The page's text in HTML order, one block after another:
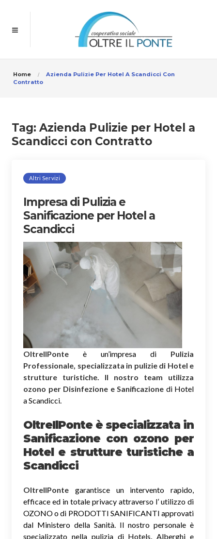
Home
Azienda Pulizie Per Hotel A Scandicci Con
Contratto
Tag: Azienda Pulizie per Hotel a
Scandicci con Contratto
Altri Servizi
Impresa di Pulizia e
Sanificazione per Hotel a
Scandicci
OltreIlPonte è un’impresa di Pulizia
Professionale, specializzata in pulizie di Hotel e
strutture turistiche. Il nostro team utilizza
ozono per Disinfezione e Sanificazione di Hotel
a Scandicci.
OltreIlPonte è specializzata in
Sanificazione con ozono per
Hotel e strutture turistiche a
Scandicci
OltreIlPonte garantisce un intervento rapido,
efficace ed in totale privacy attraverso l’ utilizzo di
OZONO o di PRODOTTI SANIFICANTI approvati
dal Ministero della Sanità. Il nostro personale è
specializzato nella pulizia di Hotels, Alberghi e